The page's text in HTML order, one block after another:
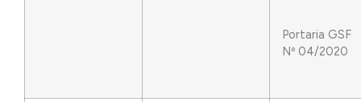
Portaria GSF
Nº 04/2020